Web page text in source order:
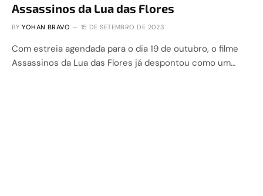
Assassinos da Lua das Flores
BY YOHAN BRAVO 15 DE SETEMBRO DE 2023
Com estreia agendada para o dia 19 de outubro, o filme
Assassinos da Lua das Flores já despontou como um…